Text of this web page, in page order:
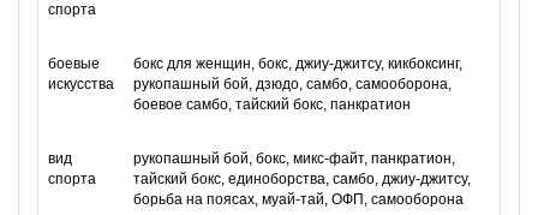
спорта
боевые
искусства
бокс для женщин, бокс, джиу-джитсу, кикбоксинг,
рукопашный бой, дзюдо, самбо, самооборона,
боевое самбо, тайский бокс, панкратион
вид
спорта
рукопашный бой, бокс, микс-файт, панкратион,
тайский бокс, единоборства, самбо, джиу-джитсу,
борьба на поясах, муай-тай, ОФП, самооборона